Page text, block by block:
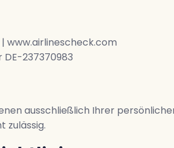
www.airlinescheck.com
DE-237370983
ausschließlich Ihrer
zulässig.